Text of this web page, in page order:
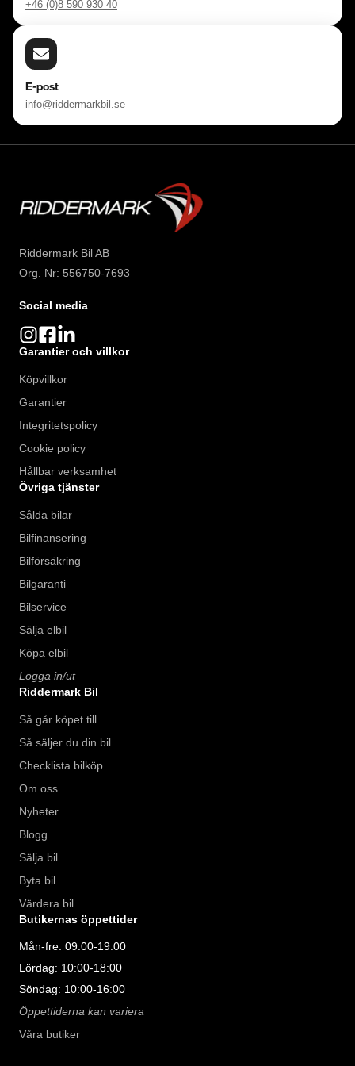
Söndag: 10:00 - 16:00
Välkomna!
+46 (0)8 590 930 40
E-post
info@riddermarkbil.se
Riddermark Bil AB
Org. Nr: 556750-7693
Social media
Garantier och villkor
Köpvillkor
Garantier
Integritetspolicy
Cookie policy
Hållbar verksamhet
Övriga tjänster
Sålda bilar
Bilfinansering
Bilförsäkring
Bilgaranti
Bilservice
Sälja elbil
Köpa elbil
Logga in/ut
Riddermark Bil
Så går köpet till
Så säljer du din bil
Checklista bilköp
Om oss
Nyheter
Blogg
Sälja bil
Byta bil
Värdera bil
Butikernas öppettider
Mån-fre: 09:00-19:00
Lördag: 10:00-18:00
Söndag: 10:00-16:00
Öppettiderna kan variera
Våra butiker